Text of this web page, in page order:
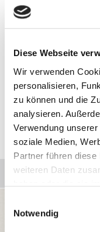
Diese Webseite
Wir verwenden
personalisieren,
zu können und die
analysieren.
Verwendung
soziale Medien,
Partner führen
weiteren Daten
Notwendig
Die „PRD-Ideen des
Romich GmbH
irgendeiner Art, die
Angaben resultieren
erfolgthier.
PRD-Ideen des